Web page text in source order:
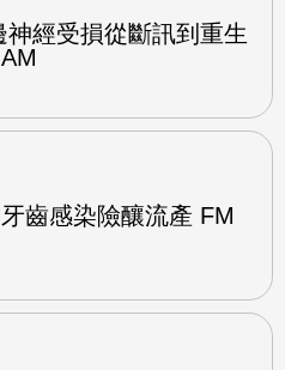
經受損從斷訊到重生
齒感染險釀流產 FM